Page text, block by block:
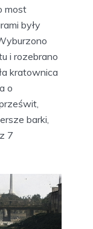
most
były
i rozebrano
kratownica
o
barki,
7